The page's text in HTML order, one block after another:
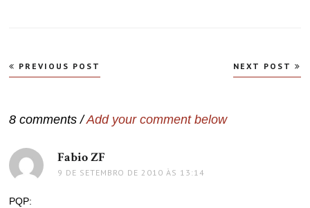
Navegação
de
PREVIOUS POST NEXT POST
8 comments /Add your comment below
Fabio ZF
9 DE SETEMBRO DE 2010 ÀS 13:14
PQP: